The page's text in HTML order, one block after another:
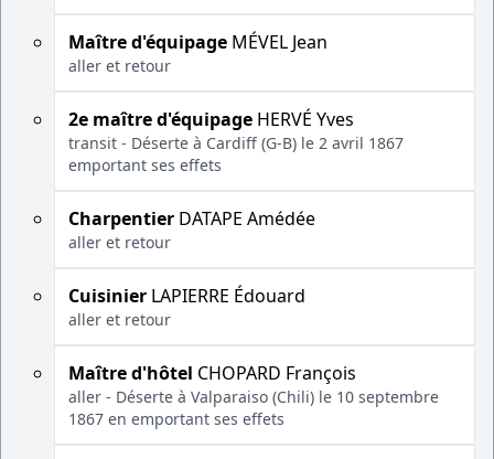
Maître d'équipage MÉVEL Jean
aller et retour
2e maître d'équipage HERVÉ Yves
transit - Déserte à Cardiff (G-B) le 2 avril 1867
emportant ses effets
Charpentier DATAPE Amédée
aller et retour
Cuisinier LAPIERRE Édouard
aller et retour
Maître d'hôtel CHOPARD François
aller - Déserte à Valparaiso (Chili) le 10 septembre
1867 en emportant ses effets